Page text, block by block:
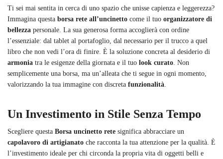
Ti sei mai sentita in cerca di uno spazio che unisse capienza e leggerezza?
Immagina questa borsa rete all’uncinetto come il tuo organizzatore di
bellezza personale. La sua generosa forma accoglierà con ordine
l’essenziale: dal tablet al portafoglio, dal necessario per il trucco a quel
libro che non vedi l’ora di finire. È la soluzione concreta al desiderio di
armonia tra le esigenze della giornata e il tuo look curato . Non
semplicemente una borsa, ma un’alleata che ti segue in ogni momento,
valorizzando la tua immagine con discreta funzionalità
Un Investimento in Stile Senza Tempo
Scegliere questa Borsa uncinetto rete significa abbracciare un
capolavoro di artigianato che racconta la tua attenzione per la qualità. È
l’investimento ideale per chi circonda la propria vita di oggetti belli e